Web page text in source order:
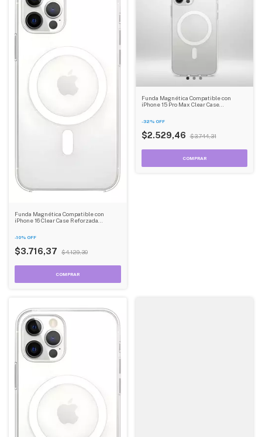
Funda Magnética Compatible con
iPhone 16 Clear Case Reforzada
-10% OFF
$3.716,37 $4.129,30
Funda Magnética Compatible con
iPhone 15 Pro Max Clear Case
-32% OFF
$2.529,46 $3.744,31